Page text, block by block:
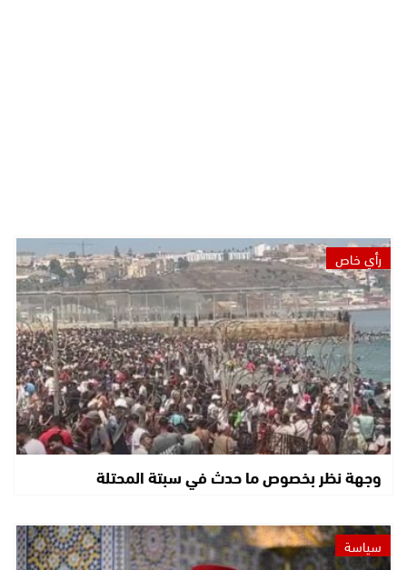
رأي خاص
وجهة نظر بخصوص ما حدث في سبتة المحتلة
سياسة